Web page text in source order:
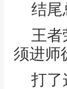
结尾
王
须进师
打了